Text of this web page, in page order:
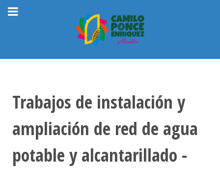
Trabajos de instalación y
ampliación de red de agua
potable y alcantarillado -